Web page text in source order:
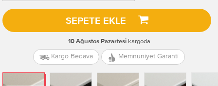
SEPETE EKLE
10 Ağustos Pazartesikargoda
Kargo Bedava Memnuniyet Garanti